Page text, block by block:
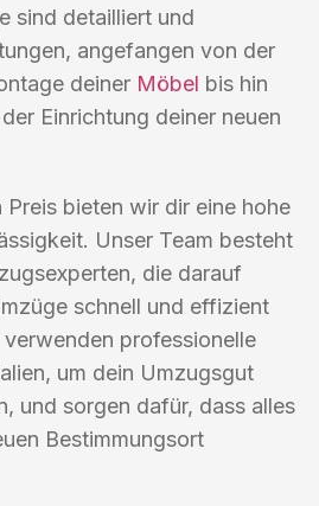
sind detailliert und
angefangen von der
deiner Möbel bis hin
Einrichtung deiner neuen
Preis bieten wir dir eine hohe
Unser Team besteht
die darauf
schnell und effizient
professionelle
um dein Umzugsgut
und sorgen dafür, dass alles
Bestimmungsort